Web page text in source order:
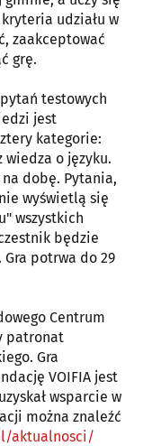
udziału w
zaakceptować
grę.
testowych
jest
kategorie:
o języku.
dobę. Pytania,
wyświetlą się
wszystkich
będzie
Gra potrwa do 29
Centrum
patronat
Gra
VOIFIA jest
wsparcie w
można znaleźć
aktualnosci/